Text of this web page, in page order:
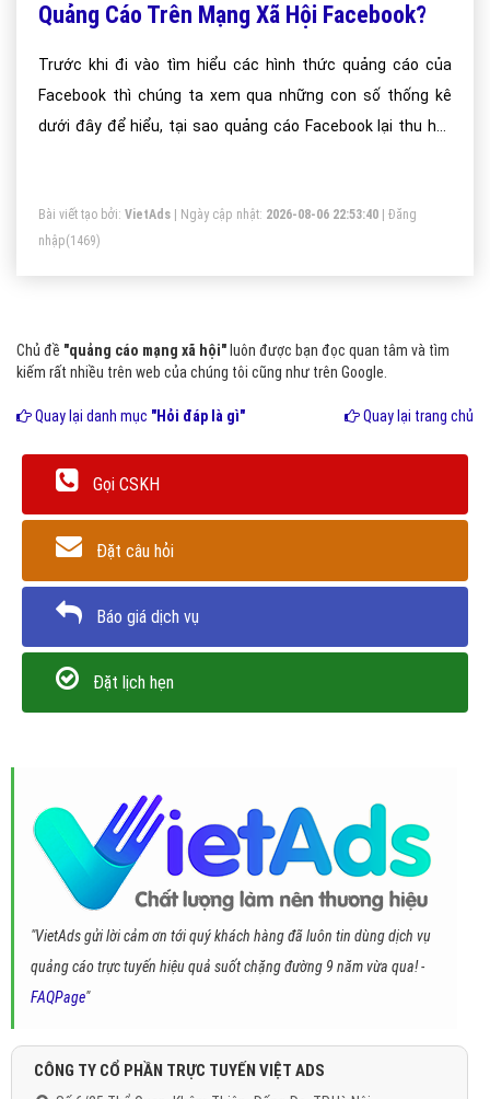
Quảng Cáo Trên Mạng Xã Hội Facebook?
Trước khi đi vào tìm hiểu các hình thức quảng cáo của
Facebook thì chúng ta xem qua những con số thống kê
dưới đây để hiểu, tại sao quảng cáo Facebook lại thu hút
Bài viết tạo bởi: VietAds | Ngày cập nhật: 2026-08-06 22:53:40
Đăng
nhập(1469)
Chủ đề "quảng cáo mạng xã hội" luôn được bạn đọc quan tâm và tìm
kiếm rất nhiều trên web của chúng tôi cũng như trên Google.
Quay lại danh mục "Hỏi đáp là gì" Quay lại trang chủ
Gọi CSKH
Đặt câu hỏi
Báo giá dịch vụ
Đặt lịch hẹn
"VietAds gửi lời cảm ơn tới quý khách hàng đã luôn tin dùng dịch vụ
quảng cáo trực tuyến hiệu quả suốt chặng đường 9 năm vừa qua! -
FAQPage"
CÔNG TY CỔ PHẦN TRỰC TUYẾN VIỆT ADS